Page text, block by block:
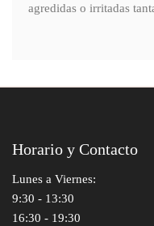
agredidas o irritadas
Horario y Contacto
Lunes a Viernes:
9:30 - 13:30
16:30 - 19:30